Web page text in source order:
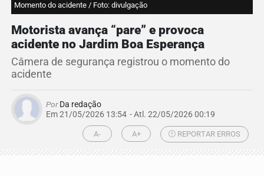
Momento do acidente / Foto: divulgação
Motorista avança “pare” e provoca
acidente no Jardim Boa Esperança
Câmera de segurança registrou o momento do
acidente
PorDa redação
Em 21/05/2026 13:54 - Atl. 22/05/2026 00:19
A- A+ REPORTAR ERROS